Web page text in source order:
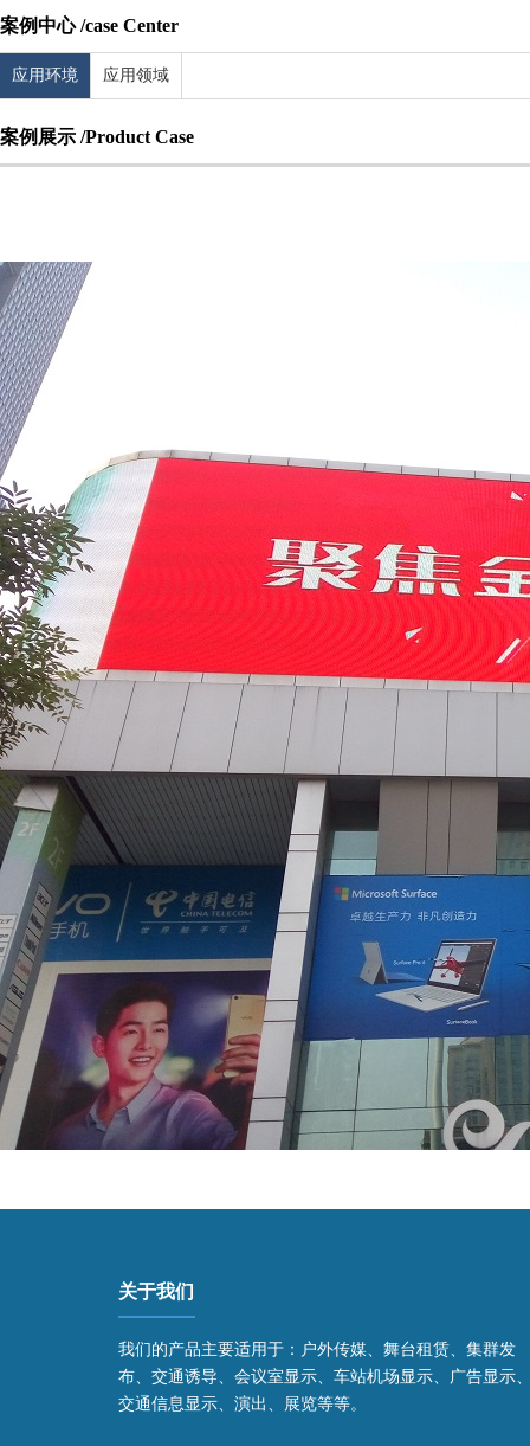
案例中心 /case Center
应用环境 应用领域
案例展示 /Product Case
关于我们
我们的产品主要适用于：户外传媒、舞台租赁、集群发
布、交通诱导、会议室显示、车站机场显示、广告显示
交通信息显示、演出、展览等等。